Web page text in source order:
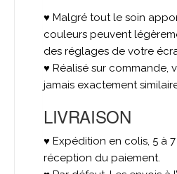
♥ Malgré tout le soin
couleurs peuvent
des réglages de votre
♥ Réalisé sur commande,
jamais exactement
LIVRAISON
♥ Expédition en colis, 5 à
réception du paiement.